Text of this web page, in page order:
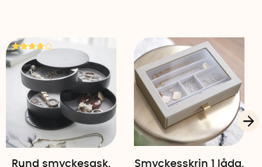
fack
Rund smyckesask,
Smyckesskrin 1 låda,